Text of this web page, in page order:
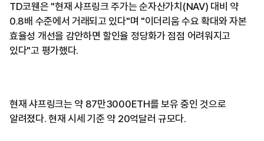
TD코웬은 "현재 샤프링크 주가는 순자산가치(NAV) 대비 약
0.8배 수준에서 거래되고 있다"며 "이더리움 수요 확대와 자본
효율성 개선을 감안하면 할인율 정당화가 점점 어려워지고
있다"고 평가했다.
현재 샤프링크는 약 87만3000ETH를 보유 중인 것으로
알려졌다. 현재 시세 기준 약 20억달러 규모다.